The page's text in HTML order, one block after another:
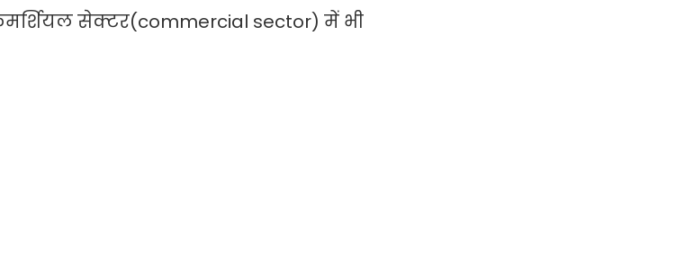
सेक्टर(commercial sector) में भी